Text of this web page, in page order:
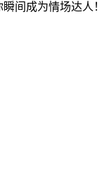
间成为情场达